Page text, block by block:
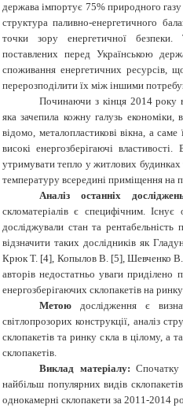
держава імпортує 75% природного
структура паливно-енергетичного
точки зору енергетичної
поставлених перед Українською
споживання енергетичних ресурсів,
перерозподілити їх між іншими
Починаючи з кінця 2014 року
яка зачепила кожну галузь економіки,
відомо, металопластикові вікна, а
високі енергозберігаючі
утримувати тепло у житлових будинках
температуру всередині приміщення на
Аналіз останніх
скломатеріалів є специфічним. Існує
досліджували стан та рентабельність
відзначити таких дослідників як
Крюк Т. [4], Копылов В. [5], Шевченко
авторів недостатньо уваги
енергозберігаючих склопакетів на
Метоюдослідження є
світлопрозорих конструкції, аналіз
склопакетів та ринку скла в цілому, а
склопакетів.
Виклад матеріалу:
найбільш популярних видів
однокамерні склопакети за 2011-2014